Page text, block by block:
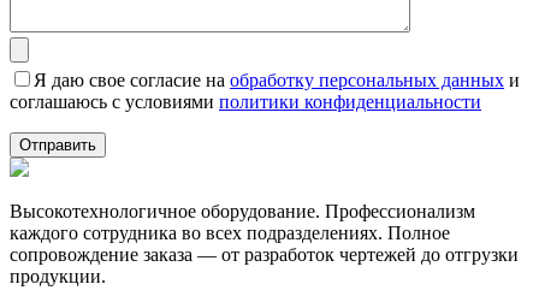
Я даю свое согласие на обработку персональных данных и
соглашаюсь с условиями политики конфиденциальности
Высокотехнологичное оборудование. Профессионализм
каждого сотрудника во всех подразделениях. Полное
сопровождение заказа — от разработок чертежей до отгрузки
продукции.